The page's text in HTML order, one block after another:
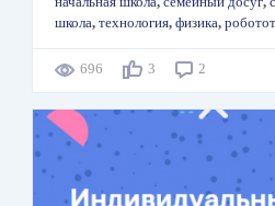
школа, технология, физика,
696 3 2